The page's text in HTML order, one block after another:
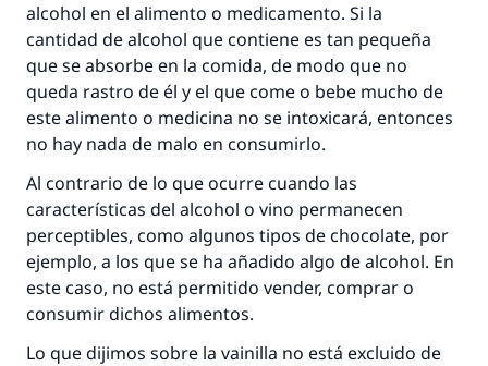
alcohol en el alimento o medicamento. Si la
cantidad de alcohol que contiene es tan pequeña
que se absorbe en la comida, de modo que no
queda rastro de él y el que come o bebe mucho de
este alimento o medicina no se intoxicará, entonces
no hay nada de malo en consumirlo.
Al contrario de lo que ocurre cuando las
características del alcohol o vino permanecen
perceptibles, como algunos tipos de chocolate, por
ejemplo, a los que se ha añadido algo de alcohol. En
este caso, no está permitido vender, comprar o
consumir dichos alimentos.
Lo que dijimos sobre la vainilla no está excluido de